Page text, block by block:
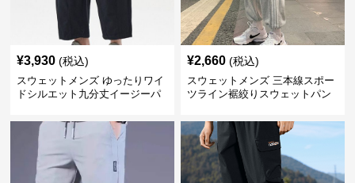
¥3,930 (税込)
スウェットメンズ ゆったりワイ
ドシルエット九分丈イージーパ
¥2,660 (税込)
スウェットメンズ 三本線スポー
ツライン裾絞りスウェットパン